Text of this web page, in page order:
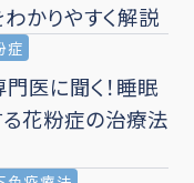
かりやすく解説
症
医に聞く！睡眠
花粉症の治療法